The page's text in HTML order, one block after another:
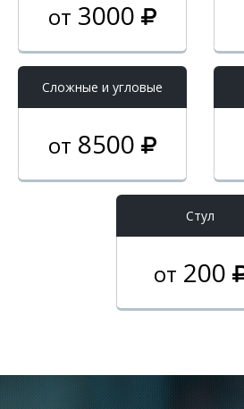
от 3000
Cложные и угловые
от 8500
Стул
от 200